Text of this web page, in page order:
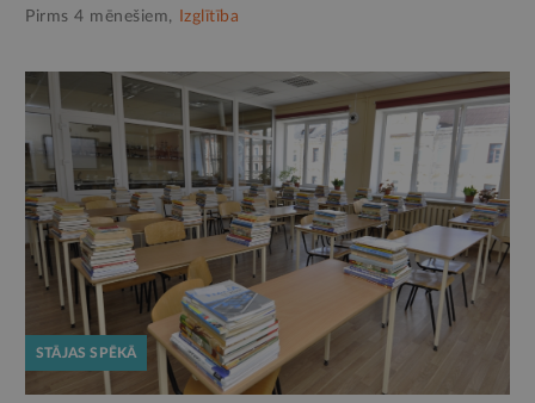
Pirms 4 mēnešiem, Izglītība
STĀJAS SPĒKĀ